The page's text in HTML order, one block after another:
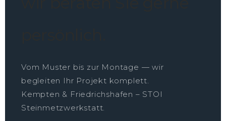
Vom Muster bis zur Montage — wir
begleiten Ihr Projekt komplett.
Kempten & Friedrichshafen – STOI
Steinmetzwerkstatt.